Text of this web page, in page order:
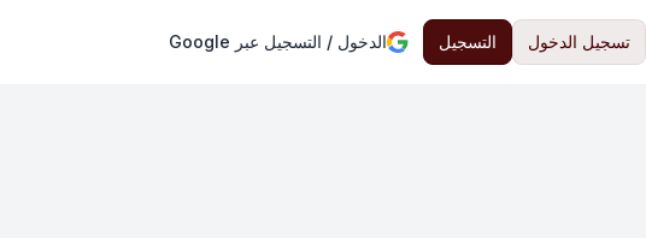
تسجيل الدخول التسجيل الدخول / التسجيل عبر Google